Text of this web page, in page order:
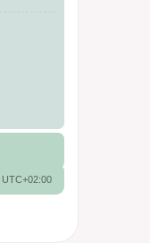
UTC+02:00